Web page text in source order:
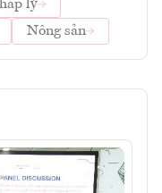
lý
Nông sản